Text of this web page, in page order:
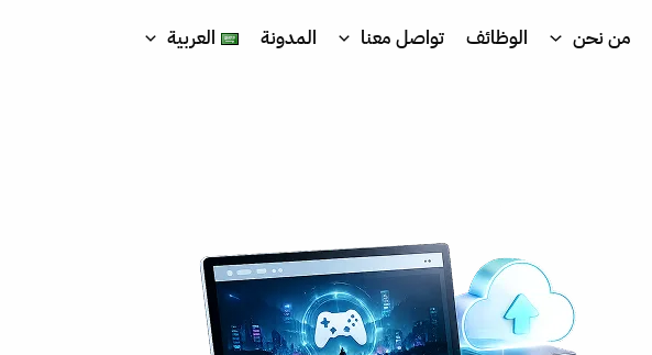
من نحن الوظائف تواصل معنا المدونة العربية